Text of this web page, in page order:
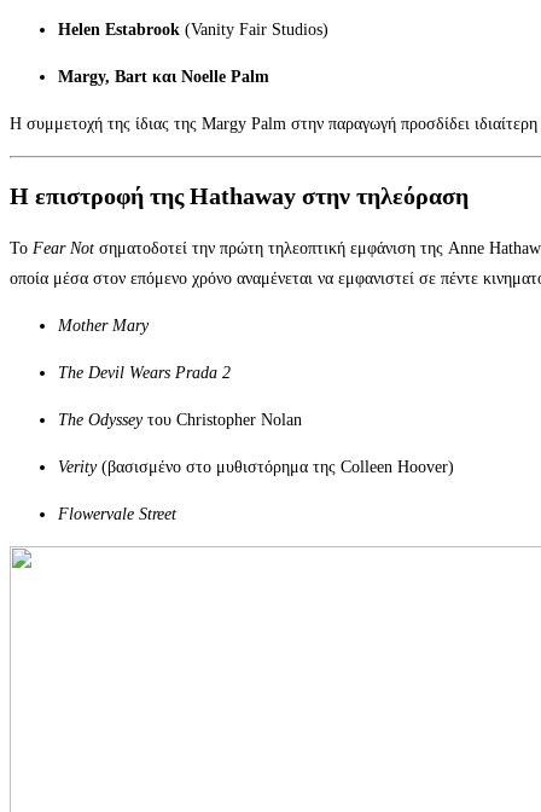
Helen Estabrook (Vanity Fair Studios)
Margy, Bart και Noelle Palm
Η συμμετοχή της ίδιας της Margy Palm στην παραγωγή προσδίδει
Η επιστροφή της Hathaway στην τηλεόραση
Το Fear Not σηματοδοτεί την πρώτη τηλεοπτική εμφάνιση της Anne
οποία μέσα στον επόμενο χρόνο αναμένεται να εμφανιστεί σε πέντε
Mother Mary
The Devil Wears Prada 2
The Odysseyτου Christopher Nolan
Verity(βασισμένο στο μυθιστόρημα της Colleen Hoover)
Flowervale Street